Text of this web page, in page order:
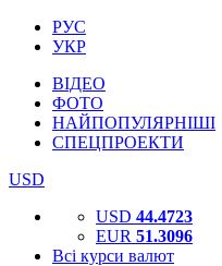
РУС
УКР
ВІДЕО
ФОТО
НАЙПОПУЛЯРНІШІ
СПЕЦПРОЕКТИ
USD
USD 44.4723
EUR 51.3096
Всі курси валют